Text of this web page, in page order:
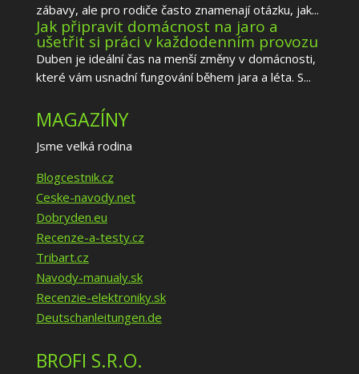
zábavy, ale pro rodiče často znamenají otázku, jak...
Jak připravit domácnost na jaro a
ušetřit si práci v každodenním provozu
Duben je ideální čas na menší změny v domácnosti,
které vám usnadní fungování během jara a léta. S...
MAGAZÍNY
Jsme velká rodina
Blogcestnik.cz
Ceske-navody.net
Dobryden.eu
Recenze-a-testy.cz
Tribart.cz
Navody-manualy.sk
Recenzie-elektroniky.sk
Deutschanleitungen.de
BROFI S.R.O.